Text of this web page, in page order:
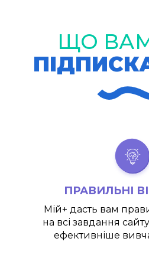
ЩО
ПРАВИЛЬНІ
Мій+ дасть вам
на всі завдання
ефективніше